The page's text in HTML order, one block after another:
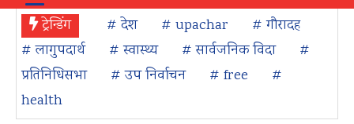
ट्रेन्डिंग # देश # upachar
# गौरादह
# लागुपदार्थ
# स्वास्थ्य # सार्वजनिक विदा
#
प्रतिनिधिसभा
# उप निर्वाचन # free
#
health